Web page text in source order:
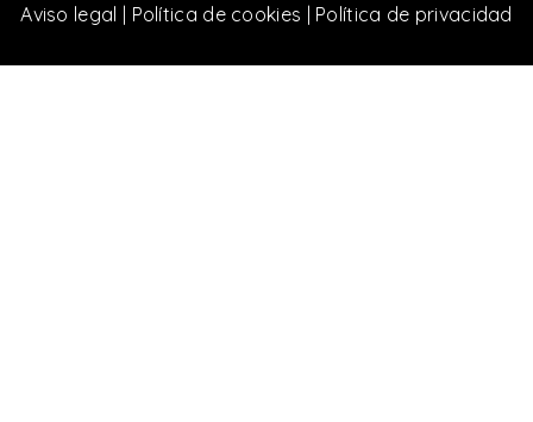
Aviso legal | Política de cookies | Política de privacidad